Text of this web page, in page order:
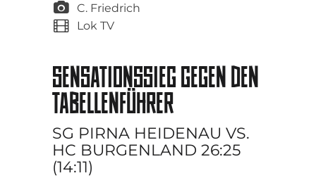
C. Friedrich
Lok TV
SENSATIONSSIEG GEGEN DEN
TABELLENFÜHRER
SG PIRNA HEIDENAU VS.
HC BURGENLAND 26:25
(14:11)